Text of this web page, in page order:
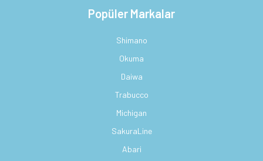
Popüler Markalar
Shimano
Okuma
Daiwa
Trabucco
Michigan
SakuraLine
Abari